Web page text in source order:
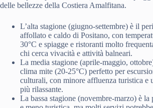
delle bellezze della Costiera Amalfitana.
L’alta stagione (giugno-settembre) è il
affollato e caldo di Positano, con
30°C e spiagge e ristoranti molto
chi cerca vivacità e attività balneari.
La media stagione (aprile-maggio,
clima mite (20-25°C) perfetto per
culturali, con minore affluenza turistica e
più rilassante.
La bassa stagione (novembre-marzo) è